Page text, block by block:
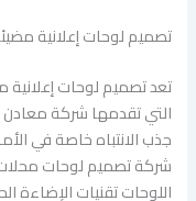
تصميم لوحات إعلانية
تعد تصميم لوحات
التي تقدمها شركة معادن
جذب الانتباه خاصة في
شركة تصميم لوحات